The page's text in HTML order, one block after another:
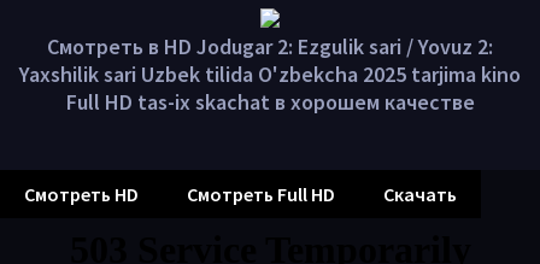
Смотреть в HD Jodugar 2: Ezgulik sari / Yovuz 2:
Yaxshilik sari Uzbek tilida O'zbekcha 2025 tarjima kino
Full HD tas-ix skachat в хорошем качестве
Смотреть HD Смотреть Full HD Скачать